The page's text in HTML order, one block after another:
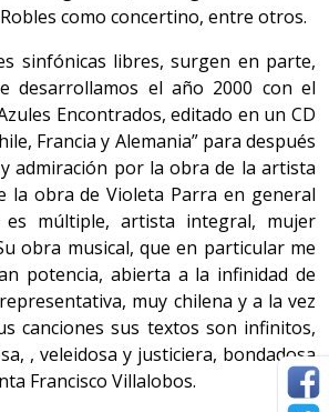
como concertino, entre otros.
sinfónicas libres, surgen en parte,
desarrollamos el año 2000 con el
Encontrados, editado en un CD
Francia y Alemania” para después
admiración por la obra de la artista
la obra de Violeta Parra en general
múltiple, artista integral, mujer
obra musical, que en particular me
potencia, abierta a la infinidad de
muy chilena y a la vez
canciones sus textos son infinitos,
, veleidosa y justiciera, bondadosa
Francisco Villalobos.